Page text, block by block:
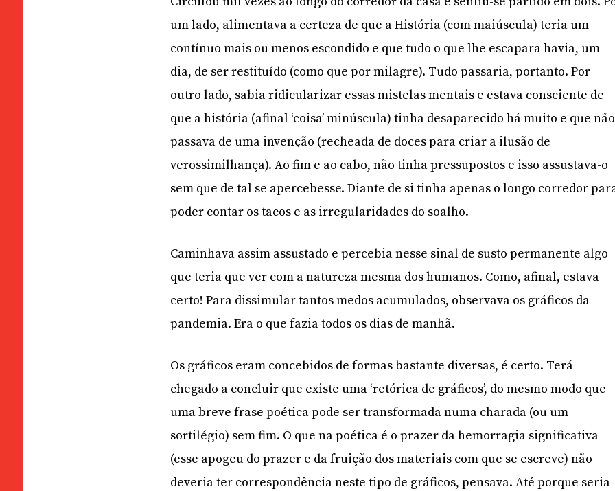
um lado, alimentava a certeza de que a História (com maiúscula) teria um
contínuo mais ou menos escondido e que tudo o que lhe escapara havia, um
dia, de ser restituído (como que por milagre). Tudo passaria, portanto. Por
outro lado, sabia ridicularizar essas mistelas mentais e estava consciente de
que a história (afinal ‘coisa’ minúscula) tinha desaparecido há muito e que não
passava de uma invenção (recheada de doces para criar a ilusão de
verossimilhança). Ao fim e ao cabo, não tinha pressupostos e isso assustava-o
sem que de tal se apercebesse. Diante de si tinha apenas o longo corredor
poder contar os tacos e as irregularidades do soalho.
Caminhava assim assustado e percebia nesse sinal de susto permanente algo
que teria que ver com a natureza mesma dos humanos. Como, afinal, estava
certo! Para dissimular tantos medos acumulados, observava os gráficos da
pandemia. Era o que fazia todos os dias de manhã.
Os gráficos eram concebidos de formas bastante diversas, é certo. Terá
chegado a concluir que existe uma ‘retórica de gráficos’, do mesmo modo que
uma breve frase poética pode ser transformada numa charada (ou um
sortilégio) sem fim. O que na poética é o prazer da hemorragia significativa
(esse apogeu do prazer e da fruição dos materiais com que se escreve) não
deveria ter correspondência neste tipo de gráficos, pensava. Até porque seria